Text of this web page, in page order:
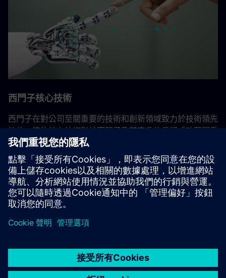
西門子核心技術
西門子在對公司至關重要的技術和創新領域致力於技術領先
地位。這些核心技術對於西門子及其客戶的長期成功至關重
要。來自全球科技研究部門和各種企業的專家在這裡合作，
整合公司的研發活動。
返回所有西門子核心技術